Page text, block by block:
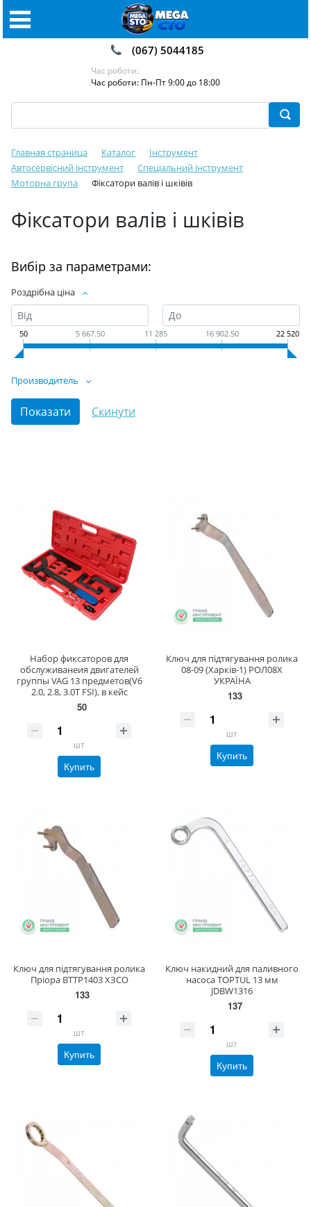
(067) 5044185
Час роботи:
Час роботи: Пн-Пт 9:00 до 18:00
Главная страница Каталог
Інструмент
Автосервісний інструмент
Спеціальний інструмент
Моторна група
Фіксатори валів і шківів
Фіксатори валів і шківів
Вибір за параметрами:
Роздрібна ціна
50 5 667.50 11 285 16 902.50 22 520
Производитель
Набор фиксаторов для
обслуживанеия двигателей
группы VAG 13 предметов(V6
2.0, 2.8, 3.0T FSI), в кейс
50
шт
Купить
Ключ для підтягування ролика
08-09 (Харків-1) РОЛ08Х
УКРАЇНА
133
шт
Купить
Ключ для підтягування ролика
Пріора BTTP1403 ХЗСО
133
шт
Купить
Ключ накидний для паливного
насоса TOPTUL 13 мм
JDBW1316
137
шт
Купить